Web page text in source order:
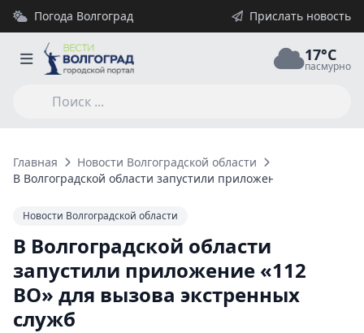
Погода Волгоград Прислать новость
17°C
пасмурно
Главная
Новости Волгоградской области
В Волгоградской области запустили приложение «112 ВО»
Новости Волгоградской области
В Волгоградской области
запустили приложение «112
ВО» для вызова экстренных
служб